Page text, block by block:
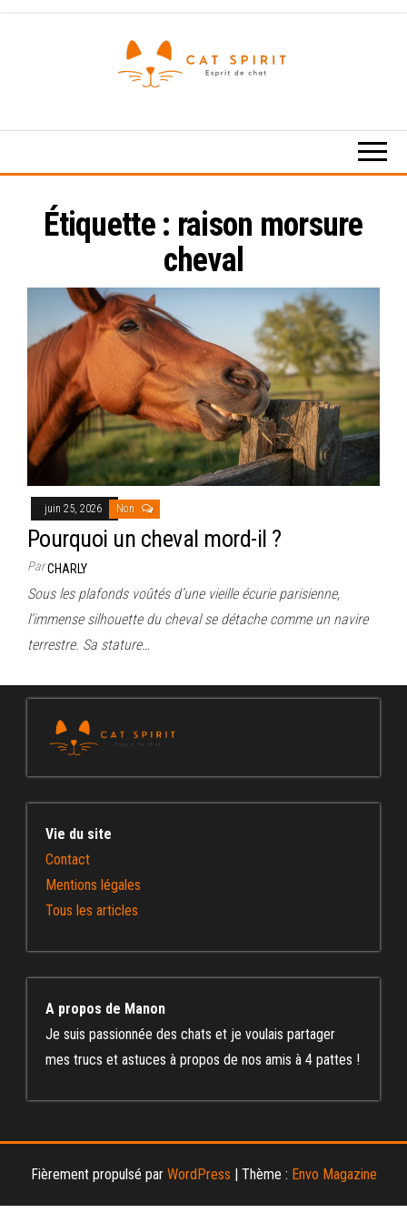
chat
Étiquette : raison morsure
cheval
juin 25, 2026 Non
Pourquoi un cheval mord-il ?
ParCHARLY
Sous les plafonds voûtés d’une vieille écurie parisienne,
l’immense silhouette du cheval se détache comme un navire
terrestre. Sa stature…
Vie du site
Contact
Mentions légales
Tous les articles
A propos de Manon
Je suis passionnée des chats et je voulais partager
mes trucs et astuces à propos de nos amis à 4 pattes !
Fièrement propulsé par WordPress Thème : Envo Magazine